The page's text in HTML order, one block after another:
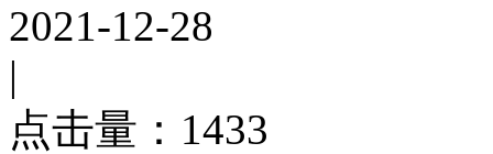
2021-12-28
|
点击量： 1433